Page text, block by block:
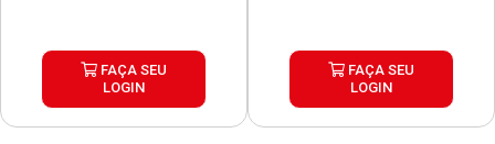
FAÇA SEU
LOGIN
FAÇA SEU
LOGIN